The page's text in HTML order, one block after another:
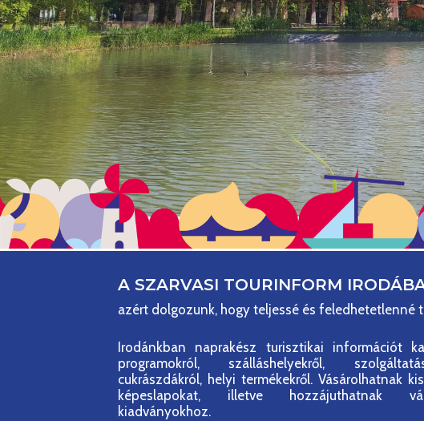
A SZARVASI TOURINFORM
azért dolgozunk, hogy teljessé és feledhetetlenné
Irodánkban naprakész turisztikai információt
programokról, szálláshelyekről,
cukrászdákról, helyi termékekről. Vásárolhatnak
képeslapokat, illetve hozzájuthatnak
kiadványokhoz.